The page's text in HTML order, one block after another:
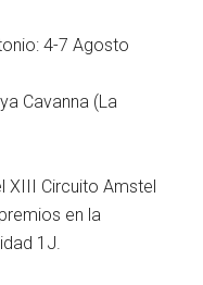
4-7 Agosto
Cavanna (La
XIII Circuito Amstel
en la
1J.